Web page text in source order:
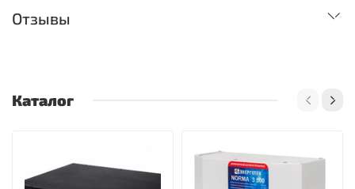
Отзывы
Каталог